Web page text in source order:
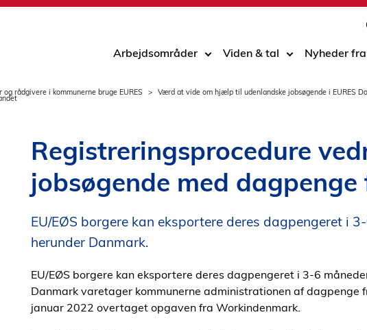
Arbejdsområder Viden & tal Nyheder
og rådgivere i kommunerne bruge EURES Værd at vide om hjælp til udenlandske jobsøgende i EURES
Registreringsprocedure
jobsøgende med
EU/EØS borgere kan eksportere deres dagpengeret i
herunder Danmark.
EU/EØS borgere kan eksportere deres dagpengeret i 3-6
Danmark varetager kommunerne administrationen af dagpenge
januar 2022 overtaget opgaven fra Workindenmark.